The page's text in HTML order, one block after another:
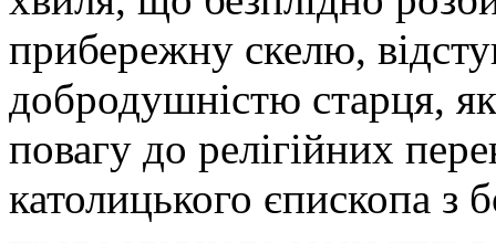
прибережну скелю,
добродушністю старця,
повагу до релігійних
католицького єпископа з